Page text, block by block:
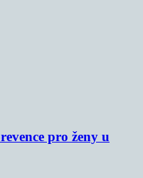
pro ženy u